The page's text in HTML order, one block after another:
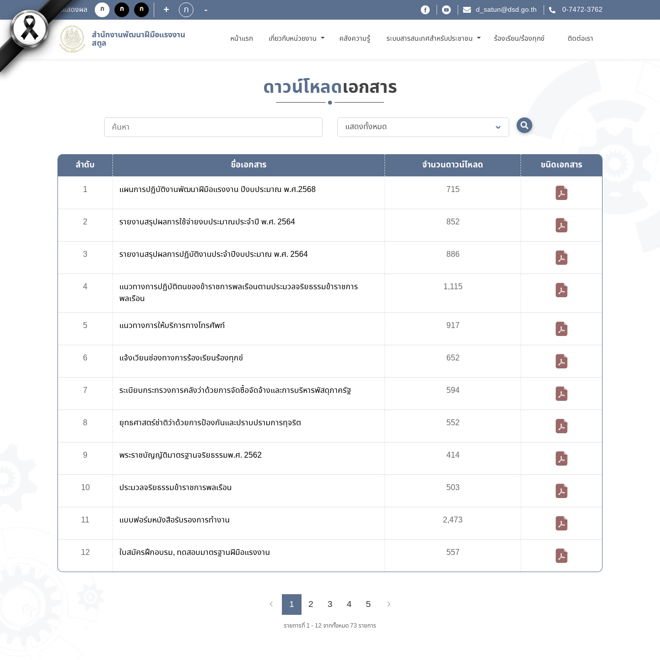
การแสดงผล ก ก ก + ก - d_satun@dsd.go.th 0-7472-3762
สำนักงานพัฒนาฝีมือแรงงาน
สตูล หน้าแรก(CURRENT)
เกี่ยวกับหน่วยงาน คลังความรู้ ระบบสารสนเทศสำหรับประชาชน ร้องเรียน/ร้องทุกข์ ติดต่อเรา
ดาวน์โหลดเอกสาร
ลำดับ ชื่อเอกสาร จำนวนดาวน์โหลด ชนิดเอกสาร
1 แผนการปฏิบัติงานพัฒนาฝีมือแรงงาน ปีงบประมาณ พ.ศ.2568 715
2 รายงานสรุปผลการใช้จ่ายงบประมาณประจำปี พ.ศ. 2564 852
3 รายงานสรุปผลการปฏิบัติงานประจำปีงบประมาณ พ.ศ. 2564 886
4
แนวทางการปฏิบัติตนของข้าราชการพลเรือนตามประมวลจริยธรรมข้าราชการ
พลเรือน
1,115
5 แนวทางการให้บริการทางโทรศัพท์ 917
6 แจ้งเวียนช่องทางการร้องเรียนร้องทุกข์ 652
7 ระเบียบกระทรวงการคลังว่าด้วยการจัดซื้อจัดจ้างและการบริหารพัสดุภาครัฐ 594
8 ยุทธศาสตร์ช่าติว่าด้วยการป้องกันและปราบปรามการทุจริต 552
9 พระราชบัญญัติมาตรฐานจริยธรรมพ.ศ. 2562 414
10 ประมวลจริยธรรมข้าราชการพลเรือน 503
11 แบบฟอร์มหนังสือรับรองการทำงาน 2,473
12 ใบสมัครฝึกอบรม, ทดสอบมาตรฐานฝีมือแรงงาน 557
Previous
1 2 3 4 5
รายการที่ 1 - 12 จากทั้งหมด 73 รายการ